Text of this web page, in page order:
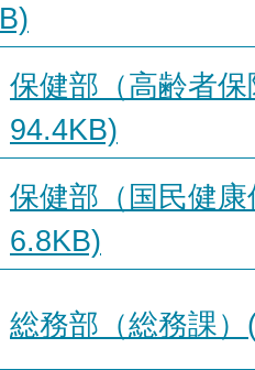
B)
保健部（高齢者
94.4KB)
保健部（国民健
6.8KB)
総務部（総務課